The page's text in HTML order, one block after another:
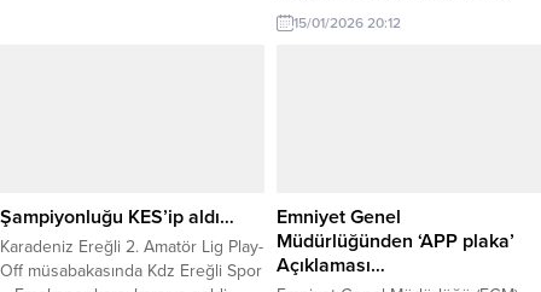
üyelerinden kurulu Karma
Komisyon Üyesi Saffet Bozkurt,
alınması, koruyucu ve önleyici
mekanizmaların güçlendirilmesi ve
çocukların toplumsal yaşama...
15/01/2026 20:12
Şampiyonluğu KES’ip aldı…
Karadeniz Ereğli 2. Amatör Lig Play-
Off müsabakasında Kdz Ereğli Spor
Emniyet Genel
Müdürlüğünden ‘APP plaka’
Açıklaması…